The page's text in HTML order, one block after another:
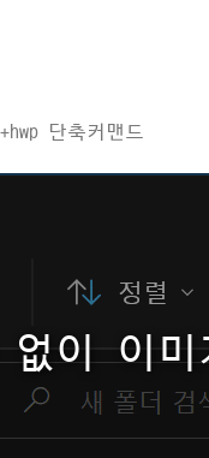
단축커맨드
이 이미